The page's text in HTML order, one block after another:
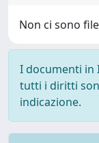
Non ci sono
I documenti in
tutti i diritti
indicazione.